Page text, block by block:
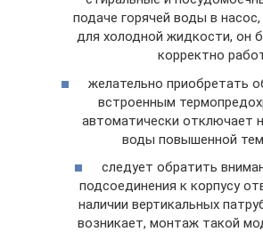
подаче горячей воды в
для холодной жидкости, он
корректно
желательно приобретать
встроенным
автоматически отключает
воды повышенной
следует обратить
подсоединения к корпусу
наличии вертикальных
возникает, монтаж такой